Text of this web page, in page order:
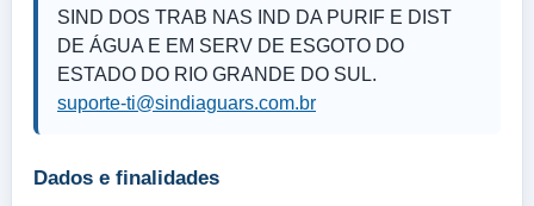
SIND DOS TRAB NAS IND DA PURIF E DIST
DE ÁGUA E EM SERV DE ESGOTO DO
ESTADO DO RIO GRANDE DO SUL.
suporte-ti@sindiaguars.com.br
Dados e finalidades